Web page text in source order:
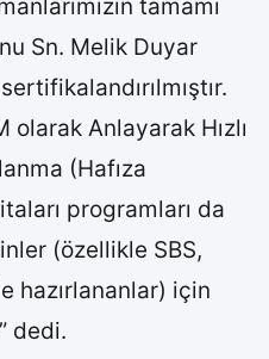
tamamı
Sn. Melik Duyar
olarak Anlayarak Hızlı
(Hafıza
programları da
(özellikle SBS,
e hazırlananlar) için
dedi.